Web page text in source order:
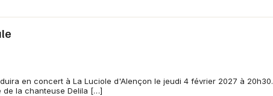
en concert à La Luciole d'Alençon le jeudi 4 février 2027 à 20h30.
de la chanteuse Delila […]